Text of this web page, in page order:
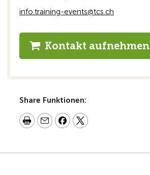
info.training-events@tcs.ch
Kontakt aufnehmen
Share Funktionen: